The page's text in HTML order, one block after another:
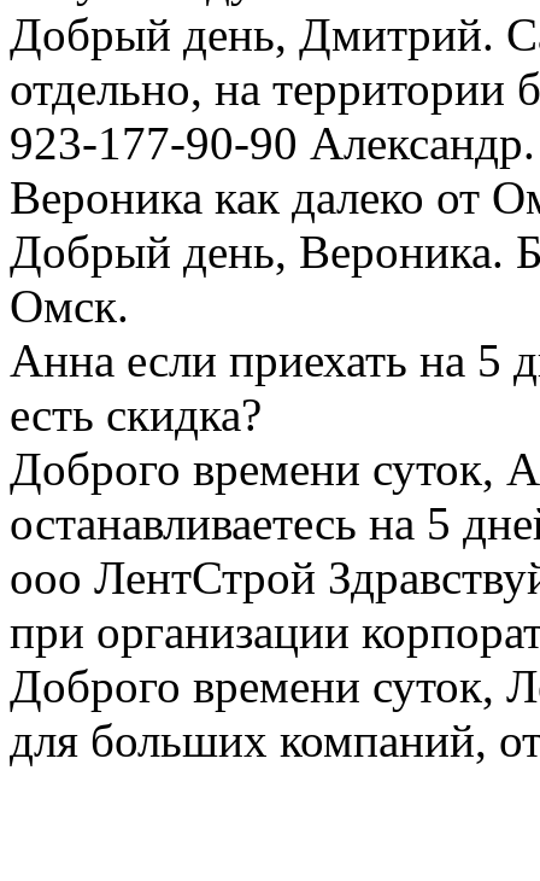
Добрый день, Дмитрий.
отдельно, на территории
923-177-90-90 Александр.
Вероника как далеко от
Добрый день, Вероника.
Омск.
Анна если приехать на 5
есть скидка?
Доброго времени суток,
останавливаетесь на 5
ооо ЛентСтрой
при организации
Доброго времени суток,
для больших компаний,